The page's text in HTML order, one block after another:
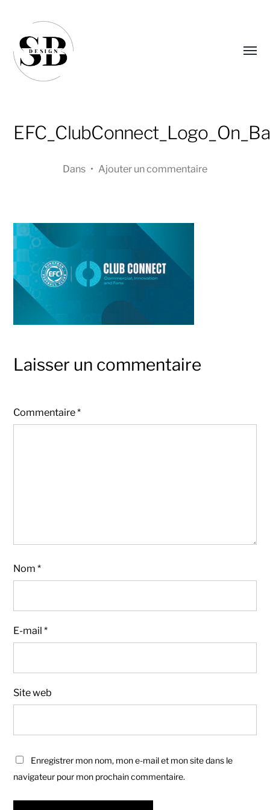
Sandra
Boucher
Dans • Ajouter un commentaire
Laisser un commentaire
Commentaire*
Nom*
E-mail*
Site web
Enregistrer mon nom, mon e-mail et mon site dans le
navigateur pour mon prochain commentaire.